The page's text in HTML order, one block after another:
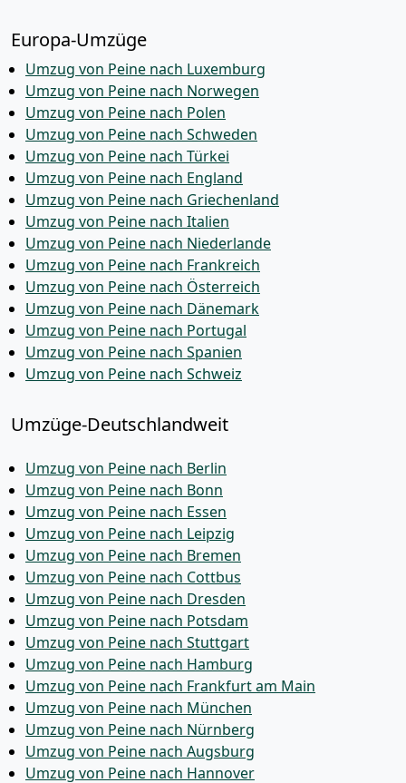
Europa-Umzüge
Umzug von Peine nach Luxemburg
Umzug von Peine nach Norwegen
Umzug von Peine nach Polen
Umzug von Peine nach Schweden
Umzug von Peine nach Türkei
Umzug von Peine nach England
Umzug von Peine nach Griechenland
Umzug von Peine nach Italien
Umzug von Peine nach Niederlande
Umzug von Peine nach Frankreich
Umzug von Peine nach Österreich
Umzug von Peine nach Dänemark
Umzug von Peine nach Portugal
Umzug von Peine nach Spanien
Umzug von Peine nach Schweiz
Umzüge-Deutschlandweit
Umzug von Peine nach Berlin
Umzug von Peine nach Bonn
Umzug von Peine nach Essen
Umzug von Peine nach Leipzig
Umzug von Peine nach Bremen
Umzug von Peine nach Cottbus
Umzug von Peine nach Dresden
Umzug von Peine nach Potsdam
Umzug von Peine nach Stuttgart
Umzug von Peine nach Hamburg
Umzug von Peine nach Frankfurt am Main
Umzug von Peine nach München
Umzug von Peine nach Nürnberg
Umzug von Peine nach Augsburg
Umzug von Peine nach Hannover